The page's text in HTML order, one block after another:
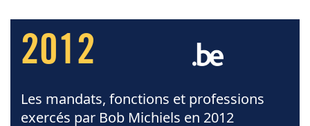
2012
Les mandats, fonctions et professions
exercés par Bob Michiels en 2012